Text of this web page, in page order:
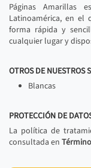
Páginas Amarillas
Latinoamérica, en el
forma rápida y
cualquier lugar y
OTROS DE NUESTROS
Blancas
PROTECCIÓN DE
La política de
consultada en